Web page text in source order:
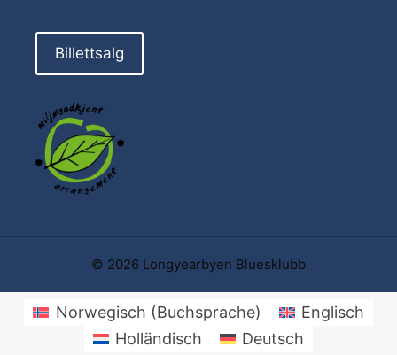
Billettsalg
© 2026 Longyearbyen Bluesklubb
Norwegisch (Buchsprache)
Englisch
Holländisch
Deutsch